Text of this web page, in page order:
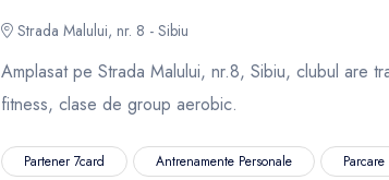
Strada Malului, nr. 8 - Sibiu
Amplasat pe Strada Malului, nr.8, Sibiu, clubul are
fitness, clase de group aerobic.
Partener 7card Antrenamente Personale Parcare